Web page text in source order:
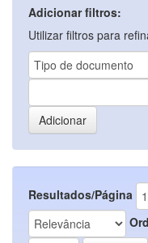
Adicionar filtros:
Utilizar filtros para
Resultados/Página